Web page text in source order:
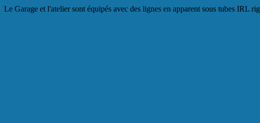
Le Garage et l'atelier sont équipés avec des lignes en apparent sous tubes IRL